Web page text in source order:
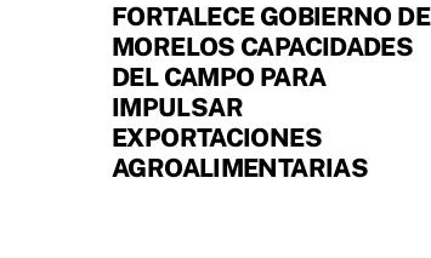
FORTALECE GOBIERNO DE
MORELOS CAPACIDADES
DEL CAMPO PARA
IMPULSAR
EXPORTACIONES
AGROALIMENTARIAS